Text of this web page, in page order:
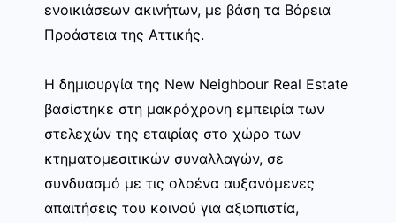
ενοικιάσεων ακινήτων, με βάση τα Βόρεια
Προάστεια της Αττικής.
Η δημιουργία της New Neighbour Real Estate
βασίστηκε στη μακρόχρονη εμπειρία των
στελεχών της εταιρίας στο χώρο των
κτηματομεσιτικών συναλλαγών, σε
συνδυασμό με τις ολοένα αυξανόμενες
απαιτήσεις του κοινού για αξιοπιστία,